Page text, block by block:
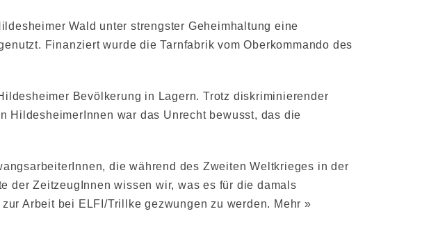
Wald unter strengster Geheimhaltung eine
Finanziert wurde die Tarnfabrik vom Oberkommando des
Bevölkerung in Lagern. Trotz diskriminierender
HildesheimerInnen war das Unrecht bewusst, das die
die während des Zweiten Weltkrieges in der
der ZeitzeugInnen wissen wir, was es für die damals
Arbeit bei ELFI/Trillke gezwungen zu werden. Mehr »